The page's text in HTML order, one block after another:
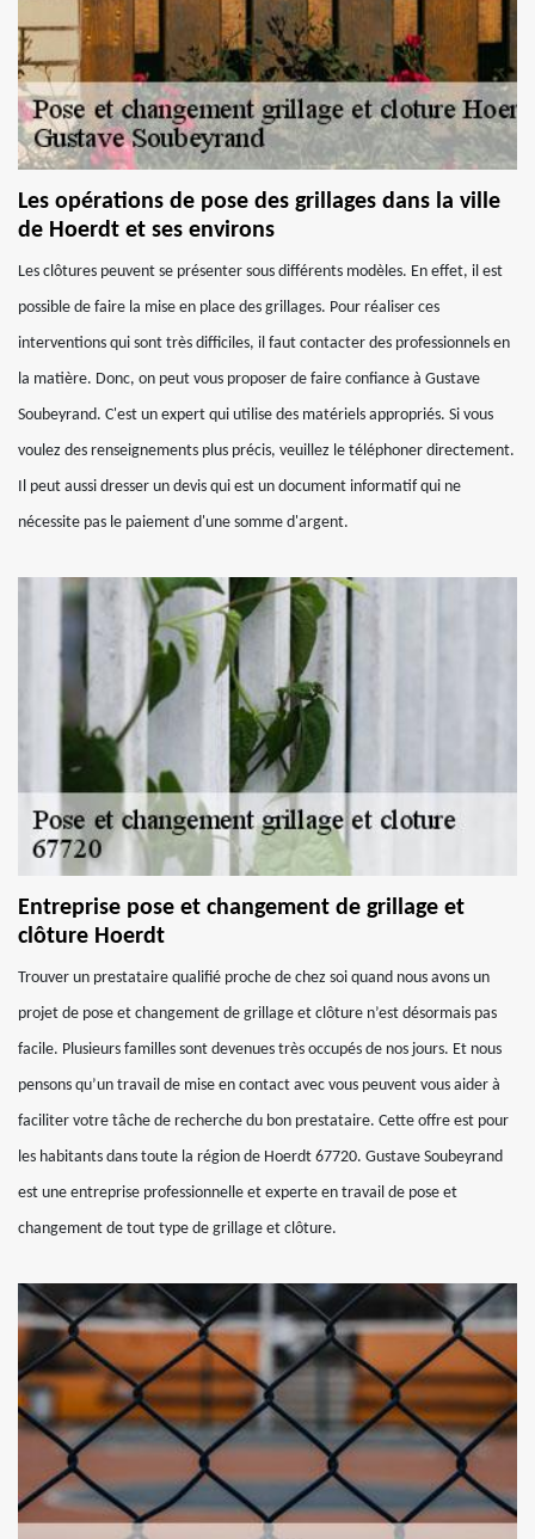
Les opérations de pose des grillages dans la ville
de Hoerdt et ses environs
Les clôtures peuvent se présenter sous différents modèles. En effet, il est
possible de faire la mise en place des grillages. Pour réaliser ces
interventions qui sont très difficiles, il faut contacter des professionnels en
la matière. Donc, on peut vous proposer de faire confiance à Gustave
Soubeyrand. C'est un expert qui utilise des matériels appropriés. Si vous
voulez des renseignements plus précis, veuillez le téléphoner directement.
Il peut aussi dresser un devis qui est un document informatif qui ne
nécessite pas le paiement d'une somme d'argent.
Entreprise pose et changement de grillage et
clôture Hoerdt
Trouver un prestataire qualifié proche de chez soi quand nous avons un
projet de pose et changement de grillage et clôture n’est désormais pas
facile. Plusieurs familles sont devenues très occupés de nos jours. Et nous
pensons qu’un travail de mise en contact avec vous peuvent vous aider à
faciliter votre tâche de recherche du bon prestataire. Cette offre est pour
les habitants dans toute la région de Hoerdt 67720. Gustave Soubeyrand
est une entreprise professionnelle et experte en travail de pose et
changement de tout type de grillage et clôture.